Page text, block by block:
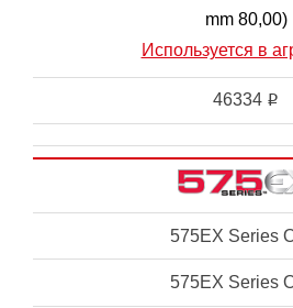
mm 80,00)
Используется в
46334 i
575EX Series
575EX Series